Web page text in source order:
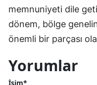
memnuniyeti dile
dönem, bölge
önemli bir parçası
Yorumlar
İsim*